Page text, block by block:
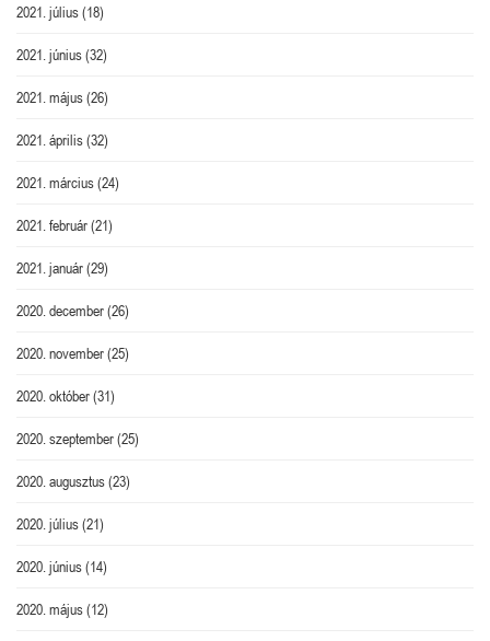
2021. július(18)
2021. június(32)
2021. május(26)
2021. április(32)
2021. március(24)
2021. február(21)
2021. január(29)
2020. december(26)
2020. november(25)
2020. október(31)
2020. szeptember(25)
2020. augusztus(23)
2020. július(21)
2020. június(14)
2020. május(12)